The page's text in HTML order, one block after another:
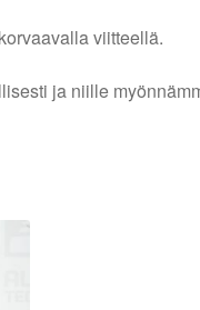
viitteellä.
ja niille